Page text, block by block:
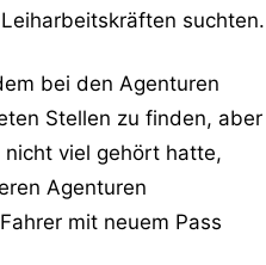
suchten.
bei den Agenturen
Stellen zu finden, aber
nicht viel gehört hatte,
Agenturen
mit neuem Pass